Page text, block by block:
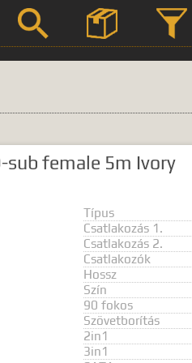
Szerviz
kifejezést.
sub female 5m Ivory
Típus
Csatlakozás 1.
Csatlakozás 2.
Csatlakozók
Hossz
Szín
90 fokos
Szövetborítás
2in1
3in1